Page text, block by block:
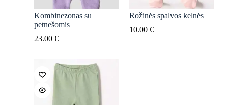
Kombinezonas su
petnešomis
23.00 €
Rožinės spalvos kelnės
10.00 €